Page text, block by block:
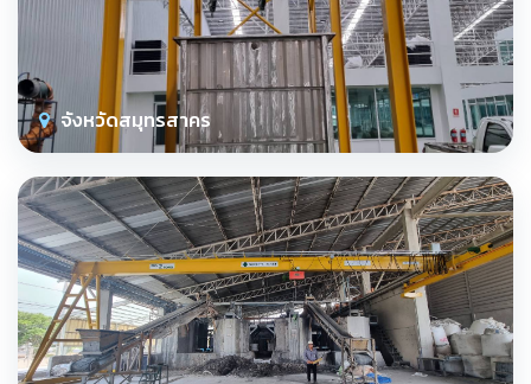
จังหวัดสมุทรสาคร